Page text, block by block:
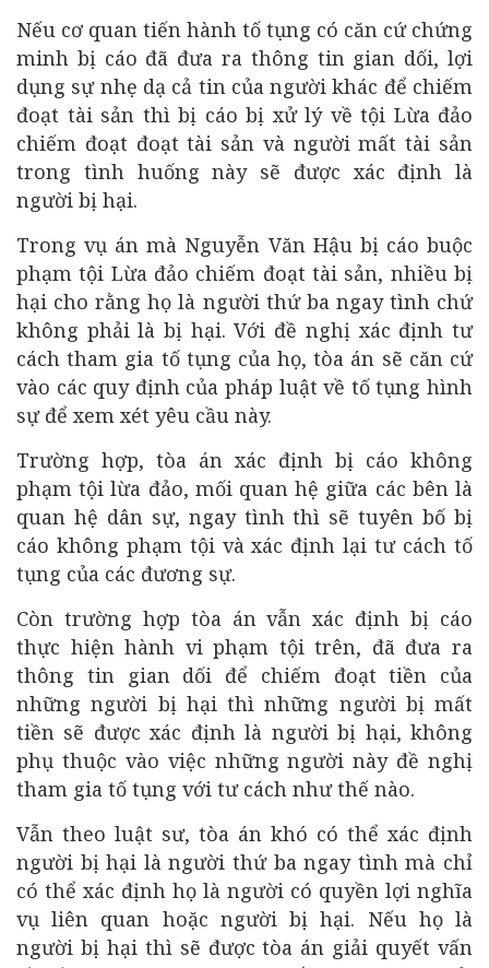
Nếu cơ quan tiến hành tố tụng có căn cứ chứng
minh bị cáo đã đưa ra thông tin gian dối, lợi
dụng sự nhẹ dạ cả tin của người khác để chiếm
đoạt tài sản thì bị cáo bị xử lý về tội Lừa đảo
chiếm đoạt đoạt tài sản và người mất tài sản
trong tình huống này sẽ được xác định là
người bị hại.
Trong vụ án mà Nguyễn Văn Hậu bị cáo buộc
phạm tội Lừa đảo chiếm đoạt tài sản, nhiều bị
hại cho rằng họ là người thứ ba ngay tình chứ
không phải là bị hại. Với đề nghị xác định tư
cách tham gia tố tụng của họ, tòa án sẽ căn cứ
vào các quy định của pháp luật về tố tụng hình
sự để xem xét yêu cầu này.
Trường hợp, tòa án xác định bị cáo không
phạm tội lừa đảo, mối quan hệ giữa các bên là
quan hệ dân sự, ngay tình thì sẽ tuyên bố bị
cáo không phạm tội và xác định lại tư cách tố
tụng của các đương sự.
Còn trường hợp tòa án vẫn xác định bị cáo
thực hiện hành vi phạm tội trên, đã đưa ra
thông tin gian dối để chiếm đoạt tiền của
những người bị hại thì những người bị mất
tiền sẽ được xác định là người bị hại, không
phụ thuộc vào việc những người này đề nghị
tham gia tố tụng với tư cách như thế nào.
Vẫn theo luật sư, tòa án khó có thể xác định
người bị hại là người thứ ba ngay tình mà chỉ
có thể xác định họ là người có quyền lợi nghĩa
vụ liên quan hoặc người bị hại. Nếu họ là
người bị hại thì sẽ được tòa án giải quyết vấn